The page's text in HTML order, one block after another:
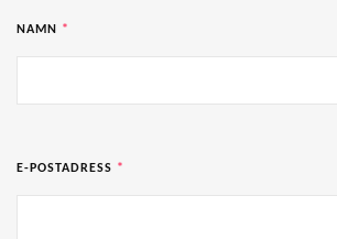
NAMN *
E-POSTADRESS *